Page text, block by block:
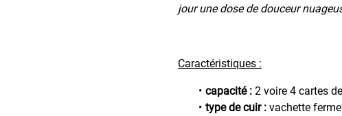
jour une dose de douceur
Caractéristiques :
capacité : 2 voire 4 cartes
type de cuir : vachette ferme